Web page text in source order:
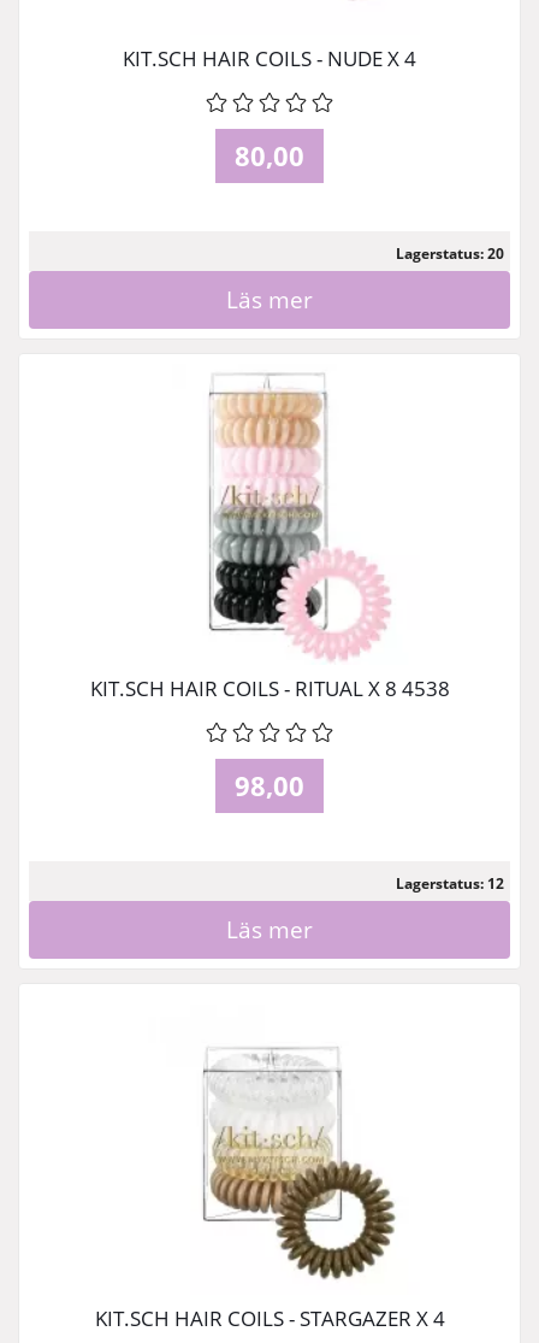
KIT.SCH HAIR COILS - NUDE X 4
80,00
Lagerstatus: 20
Läs mer
KIT.SCH HAIR COILS - RITUAL X 8 4538
98,00
Lagerstatus: 12
Läs mer
KIT.SCH HAIR COILS - STARGAZER X 4